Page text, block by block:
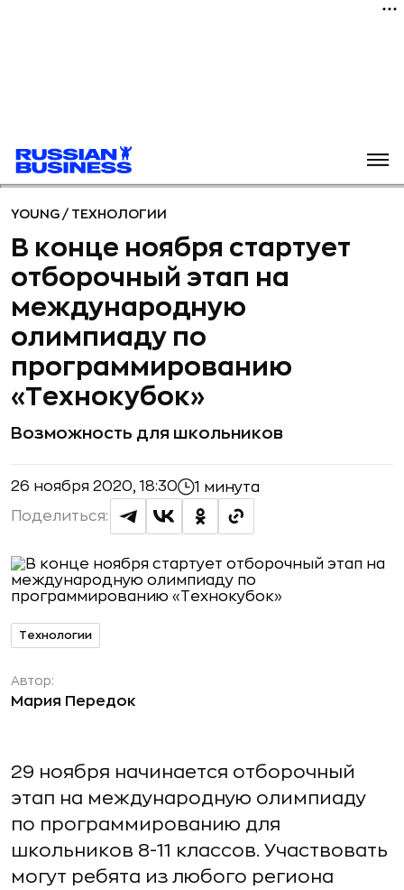
YOUNG / ТЕХНОЛОГИИ
В конце ноября стартует
отборочный этап на
международную
олимпиаду по
программированию
«Технокубок»
Возможность для школьников
26 ноября 2020, 18:30 1 минута
Поделиться:
Технологии
Автор:
Мария Передок
29 ноября начинается отборочный
этап на международную олимпиаду
по программированию для
школьников 8-11 классов. Участвовать
могут ребята из любого региона